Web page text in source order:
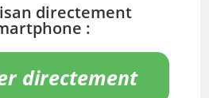
directement
:
directement